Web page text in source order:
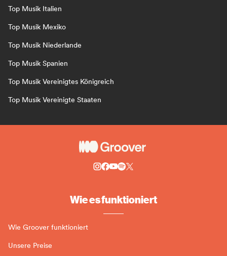
Top Musik Italien
Top Musik Mexiko
Top Musik Niederlande
Top Musik Spanien
Top Musik Vereinigtes Königreich
Top Musik Vereinigte Staaten
Wie es funktioniert
Wie Groover funktioniert
Unsere Preise